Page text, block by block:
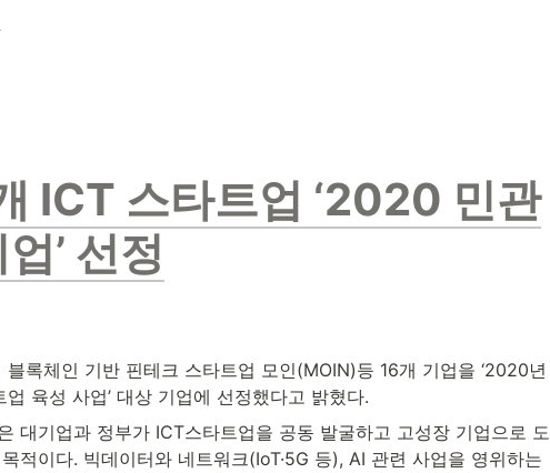
선정
ICT 스타트업 ‘2020 민관
’ 선정
록체인 기반 핀테크 스타트업 모인(MOIN)등 16개 기업을 ‘2020년
육성 사업’ 대상 기업에 선정했다고 밝혔다.
대기업과 정부가 ICT스타트업을 공동 발굴하고 고성장 기업으로 도
적이다. 빅데이터와 네트워크(IoT·5G 등), AI 관련 사업을 영위하는